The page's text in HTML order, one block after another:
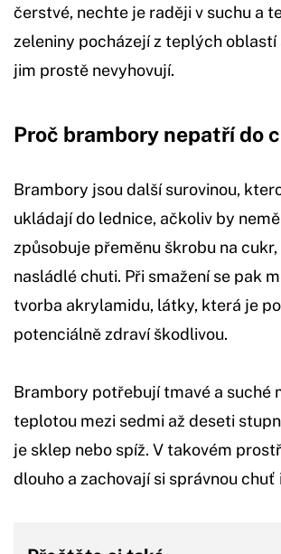
čerstvé, nechte je raději v suchu a
zeleniny pocházejí z teplých
jim prostě nevyhovují.
Proč brambory nepatří do
Brambory jsou další surovinou,
ukládají do lednice, ačkoliv by
způsobuje přeměnu škrobu na cukr,
nasládlé chuti. Při smažení se pak
tvorba akrylamidu, látky, která je
potenciálně zdraví škodlivou.
Brambory potřebují tmavé a suché
teplotou mezi sedmi až deseti
je sklep nebo spíž. V takovém
dlouho a zachovají si správnou chuť